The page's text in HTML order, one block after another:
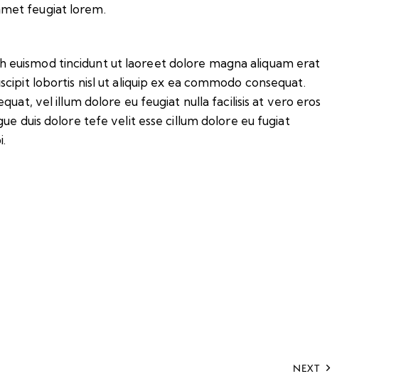
feugiat lorem.
euismod tincidunt ut laoreet dolore magna aliquam erat
lobortis nisl ut aliquip ex ea commodo consequat.
vel illum dolore eu feugiat nulla facilisis at vero eros
duis dolore tefe velit esse cillum dolore eu fugiat
NEXT